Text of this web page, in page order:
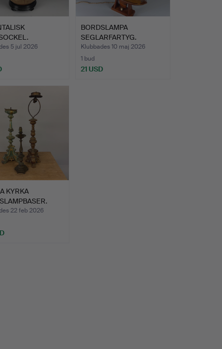
5 jul 2026
BORDSLAMPA
SEGLARFARTYG.
Klubbades 10 maj 2026
1 bud
21 USD
KYRKA
22 feb 2026